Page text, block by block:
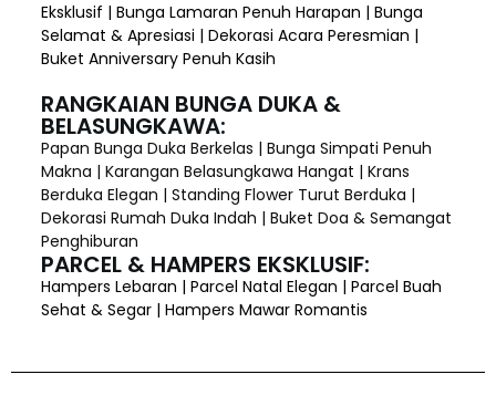
Eksklusif | Bunga Lamaran Penuh Harapan | Bunga
Selamat & Apresiasi | Dekorasi Acara Peresmian |
Buket Anniversary Penuh Kasih
RANGKAIAN BUNGA DUKA &
BELASUNGKAWA:
Papan Bunga Duka Berkelas | Bunga Simpati Penuh
Makna | Karangan Belasungkawa Hangat | Krans
Berduka Elegan | Standing Flower Turut Berduka |
Dekorasi Rumah Duka Indah | Buket Doa & Semangat
Penghiburan
PARCEL & HAMPERS EKSKLUSIF:
Hampers Lebaran | Parcel Natal Elegan | Parcel Buah
Sehat & Segar | Hampers Mawar Romantis